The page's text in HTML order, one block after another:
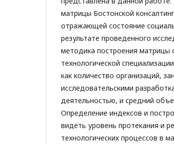
матрицы Бостонской
отражающей состояние
результате проведенного
методика построения матрицы
технологической
как количество организаций,
исследовательскими
деятельностью, и средний
Определение индексов и
видеть уровень протекания и
технологических процессов в